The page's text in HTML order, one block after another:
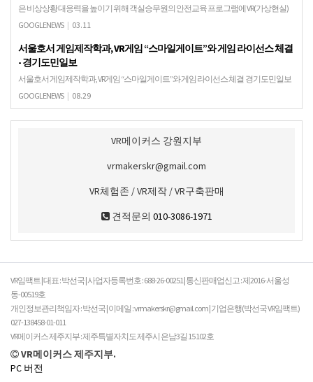
은 비상상황 대응력을 높이기 위해 객실승무원의 안전교육 프로그램에 VR(가상현실)
기기를 이용한 안전훈련을 도입했다…
GOOGLENEWS | 03.11
서울호서 게임제작학과, VR게임 “스마일게이트”와 게임 라이선스 체결
- 경기도민일보
서울호서 게임제작학과, VR게임 “스마일게이트”와 게임 라이선스 체결 경기도민일보
서울시 강서구 등촌동에 위치한 서울호서전문학교(이사장 이운희) 게임제작학과 과
정이 VR 게임 “스마일게이트”와 게임 라이선스를 계약하…
GOOGLENEWS | 08.29
VR메이커스 강원지부
vrmakerskr@gmail.com
VR체험존 / VR제작 / VR구축판매
견적문의 010-3086-1971
VR임팩트 | 대표 : 박선국 | 사업자등록번호 : 688-26-00251 | 통신판매업신고 : 제2016-서울성
동-00519호
개인정보관리책임자 : 박선국 | 이메일 : vrmakerskr@gmail.com | 기업은행(박선국 VR임팩트)
027-138458-01-011
VR메이커스 제주지부 : 제주특별자치도 제주시 은남3길 15 102호
VR메이커스 제주지부.
PC 버전